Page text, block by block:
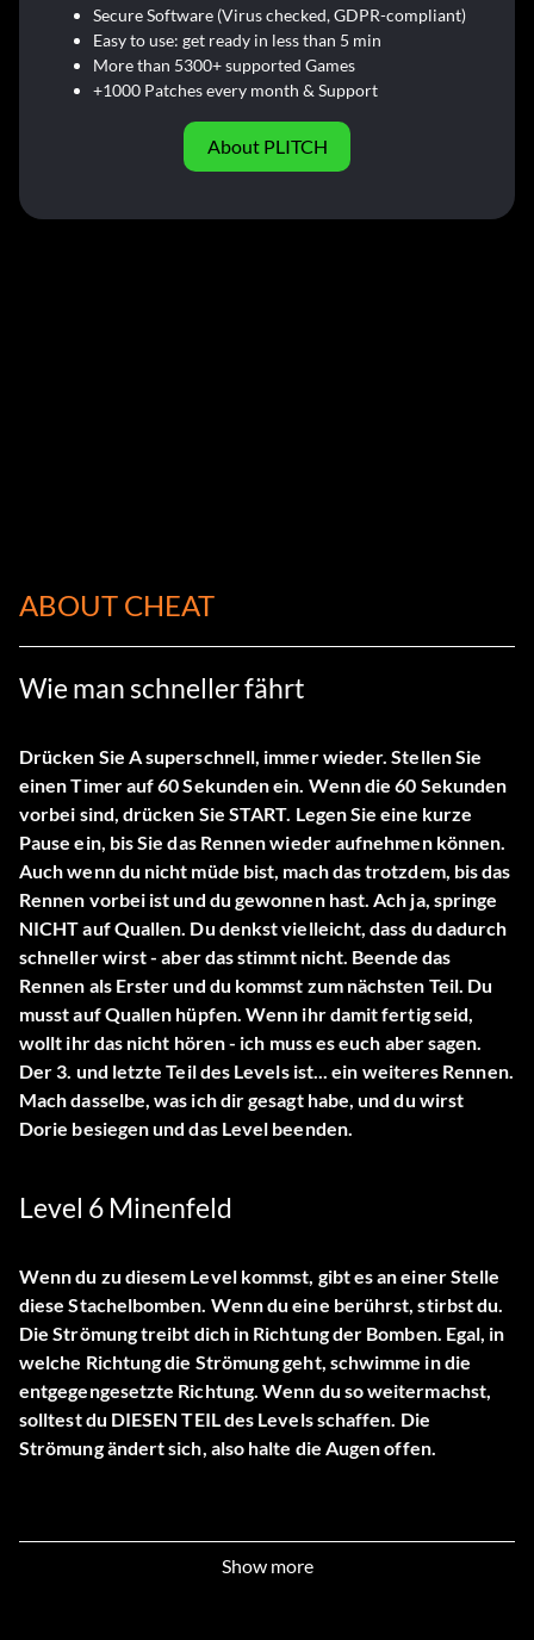
Secure Software (Virus checked, GDPR-compliant)
Easy to use: get ready in less than 5 min
More than 5300+ supported Games
+1000 Patches every month & Support
About PLITCH
ABOUT CHEAT
Wie man schneller fährt
Drücken Sie A superschnell, immer wieder. Stellen Sie
einen Timer auf 60 Sekunden ein. Wenn die 60 Sekunden
vorbei sind, drücken Sie START. Legen Sie eine kurze
Pause ein, bis Sie das Rennen wieder aufnehmen können.
Auch wenn du nicht müde bist, mach das trotzdem, bis das
Rennen vorbei ist und du gewonnen hast. Ach ja, springe
NICHT auf Quallen. Du denkst vielleicht, dass du dadurch
schneller wirst - aber das stimmt nicht. Beende das
Rennen als Erster und du kommst zum nächsten Teil. Du
musst auf Quallen hüpfen. Wenn ihr damit fertig seid,
wollt ihr das nicht hören - ich muss es euch aber sagen.
Der 3. und letzte Teil des Levels ist... ein weiteres Rennen.
Mach dasselbe, was ich dir gesagt habe, und du wirst
Dorie besiegen und das Level beenden.
Level 6 Minenfeld
Wenn du zu diesem Level kommst, gibt es an einer Stelle
diese Stachelbomben. Wenn du eine berührst, stirbst du.
Die Strömung treibt dich in Richtung der Bomben. Egal, in
welche Richtung die Strömung geht, schwimme in die
entgegengesetzte Richtung. Wenn du so weitermachst,
solltest du DIESEN TEIL des Levels schaffen. Die
Strömung ändert sich, also halte die Augen offen.
Show more